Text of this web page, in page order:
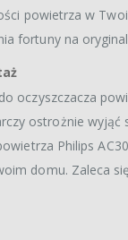
powietrza w
fortuny na
oczyszczacza
ostrożnie
Philips
domu. Zaleca